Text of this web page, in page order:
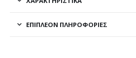
ΕΠΙΠΛΈΟΝ ΠΛΗΡΟΦΟΡΊΕΣ